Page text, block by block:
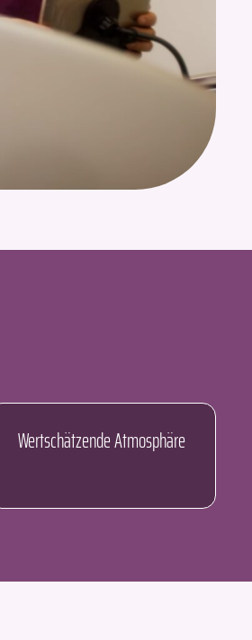
Wertschätzende Atmosphäre